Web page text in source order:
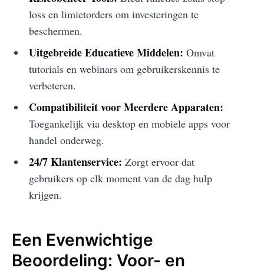
loss en limietorders om investeringen te
beschermen.
Uitgebreide Educatieve Middelen: Omvat
tutorials en webinars om gebruikerskennis te
verbeteren.
Compatibiliteit voor Meerdere Apparaten:
Toegankelijk via desktop en mobiele apps voor
handel onderweg.
24/7 Klantenservice: Zorgt ervoor dat
gebruikers op elk moment van de dag hulp
krijgen.
Een Evenwichtige
Beoordeling: Voor- en